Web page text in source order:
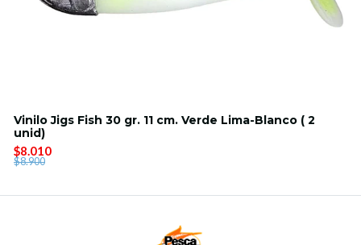
Vinilo Jigs Fish 30 gr. 11 cm. Verde Lima-Blanco ( 2
unid)
$8.010
$8.900